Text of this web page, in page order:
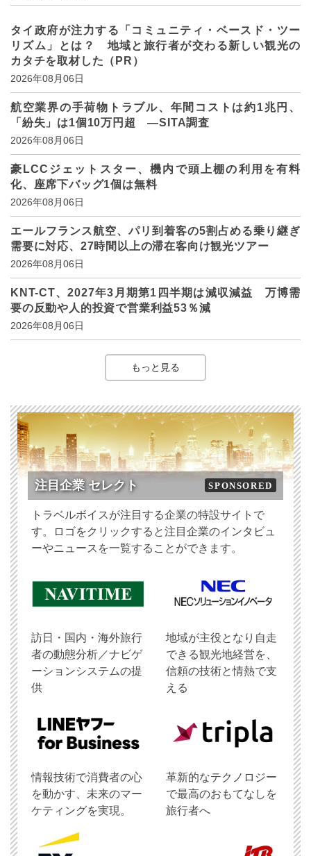
タイ政府が注力する「コミュニティ・ベースド・ツー
リズム」とは？ 地域と旅行者が交わる新しい観光の
カタチを取材した（PR）
2026年08月06日
航空業界の手荷物トラブル、年間コストは約1兆円、
「紛失」は1個10万円超 ―SITA調査
2026年08月06日
豪LCCジェットスター、機内で頭上棚の利用を有料
化、座席下バッグ1個は無料
2026年08月06日
エールフランス航空、パリ到着客の5割占める乗り継ぎ
需要に対応、27時間以上の滞在客向け観光ツアー
2026年08月06日
KNT-CT、2027年3月期第1四半期は減収減益 万博需
要の反動や人的投資で営業利益53％減
2026年08月06日
もっと見る
注目企業 セレクト SPONSORED
トラベルボイスが注目する企業の特設サイトで
す。ロゴをクリックすると注目企業のインタビュ
ーやニュースを一覧することができます。
訪日・国内・海外旅行
者の動態分析／ナビゲ
ーションシステムの提
供
地域が主役となり自走
できる観光地経営を、
信頼の技術と情熱で支
える
情報技術で消費者の心
を動かす、未来のマー
ケティングを実現。
革新的なテクノロジー
で最高のおもてなしを
旅行者へ